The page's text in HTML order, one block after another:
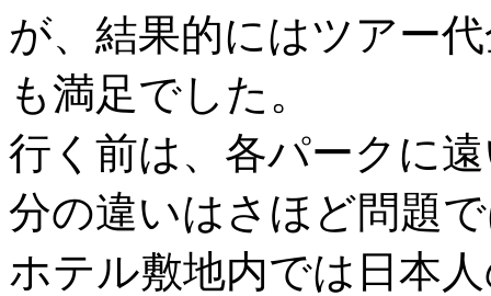
が、結果的にはツアー
も満足でした。
行く前は、各パークに
分の違いはさほど問題
ホテル敷地内では日本